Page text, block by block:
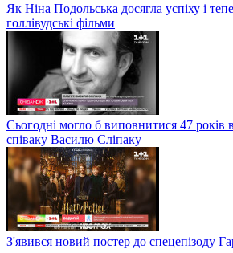
Як Ніна Подольська досягла успіху і
голлівудські фільми
Сьогодні могло б виповнитися 47 років
співаку Василю Сліпаку
З'явився новий постер до спецепізоду